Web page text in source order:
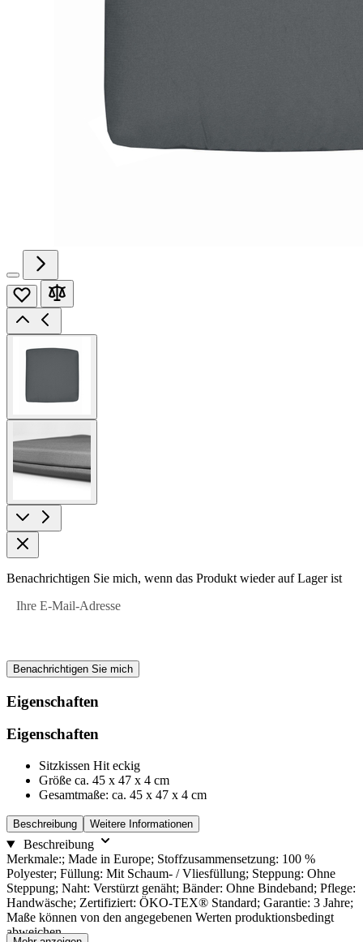
larger
larger
image
Produktoptionen
Benachrichtigen Sie mich, wenn das Produkt wieder auf Lager ist
Ihre E-Mail-Adresse
Benachrichtigen Sie mich
Eigenschaften
Eigenschaften
Sitzkissen Hit eckig
Größe ca. 45 x 47 x 4 cm
Gesamtmaße: ca. 45 x 47 x 4 cm
Beschreibung Weitere Informationen
Beschreibung
Merkmale:; Made in Europe; Stoffzusammensetzung: 100 %
Polyester; Füllung: Mit Schaum- / Vliesfüllung; Steppung: Ohne
Steppung; Naht: Verstürzt genäht; Bänder: Ohne Bindeband; Pflege:
Handwäsche; Zertifiziert: ÖKO-TEX® Standard; Garantie: 3 Jahre;
Maße können von den angegebenen Werten produktionsbedingt
abweichen.